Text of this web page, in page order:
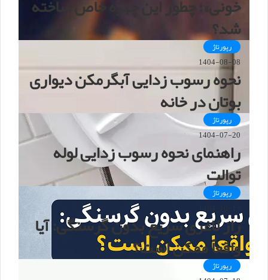
خونی»؛ چطور این چهره خاص ساخته
شد؟
رپورتاژ
1404-08-08
نحوه رسوب زدایی آبگرمکن دیواری
بوتان در خانه
رپورتاژ
1404-07-20
راهنمای نحوه رسوب زدایی لوله
توالت
رپورتاژ
1404-10-13
راز لاغری سریع بدون گرسنگی: آیا
واقعاً ممکن است؟
رپورتاژ